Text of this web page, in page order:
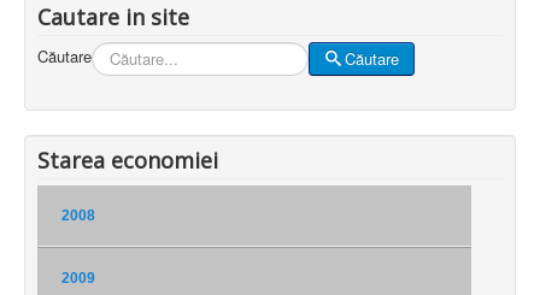
Cautare in site
Căutare Căutare
Starea economiei
2008
2009